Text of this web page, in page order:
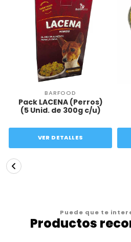
BARFOOD
Pack LACENA (Perros)
(5 Unid. de 300g c/u)
VER DETALLES
Puede que te
Productos